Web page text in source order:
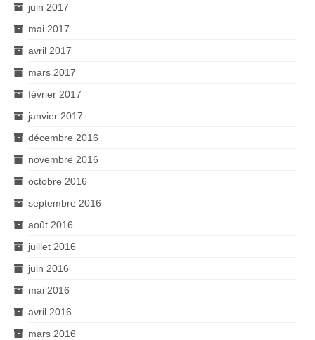
juin 2017
mai 2017
avril 2017
mars 2017
février 2017
janvier 2017
décembre 2016
novembre 2016
octobre 2016
septembre 2016
août 2016
juillet 2016
juin 2016
mai 2016
avril 2016
mars 2016